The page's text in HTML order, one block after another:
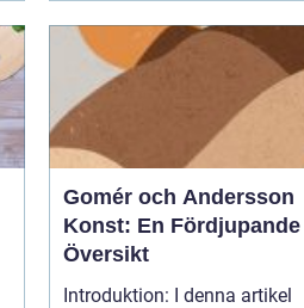
Gomér och Andersson
Konst: En Fördjupande
Översikt
Introduktion: I denna artikel